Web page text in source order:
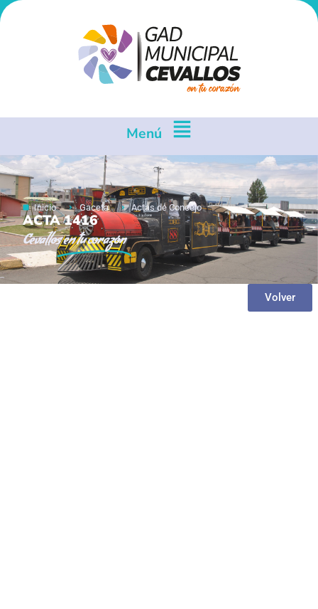
Menú
Inicio Gaceta Actas de Concejo
ACTA 1416
Cevallosen tu corazón
Volver